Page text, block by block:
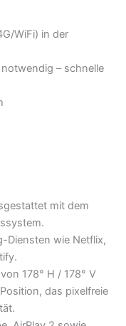
WiFi) in der
– schnelle
mit dem
Diensten wie Netflix,
178° H / 178° V
das pixelfreie